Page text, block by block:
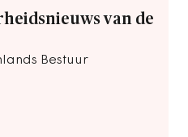
van de
Bestuur